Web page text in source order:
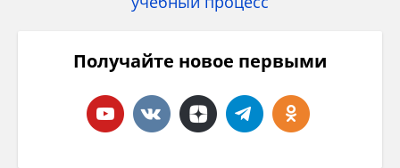
Получайте новое первыми